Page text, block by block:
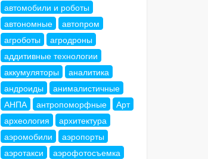
автомобили и роботы
автономные
автопром
агроботы
агродроны
аддитивные технологии
аккумуляторы
аналитика
андроиды
анималистичные
АНПА
антропоморфные
Арт
археология
архитектура
аэромобили
аэропорты
аэротакси
аэрофотосъемка